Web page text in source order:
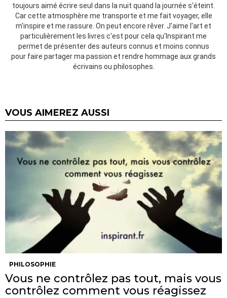
toujours aimé écrire seul dans la nuit quand la journée s'éteint.
Car cette atmosphère me transporte et me fait voyager, elle
m'inspire et me rassure. On peut encore rêver. J'aime l'art et
particulièrement les livres c'est pour cela qu'Inspirant me
permet de présenter des auteurs connus et moins connus
pour faire partager ma passion et rendre hommage aux grands
écrivains ou philosophes.
VOUS AIMEREZ AUSSI
PHILOSOPHIE
Vous ne contrôlez pas tout, mais vous
contrôlez comment vous réagissez